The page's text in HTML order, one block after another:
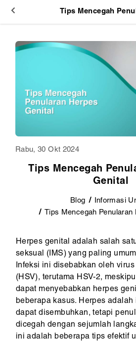
Rabu, 30 Okt 2024
Tips Mencegah
Genital
Blog
Informasi
Tips Mencegah Penularan
Herpes genital adalah salah
seksual (IMS) yang paling
Infeksi ini disebabkan oleh
(HSV), terutama HSV-2,
dapat menyebabkan herpes
beberapa kasus. Herpes
dapat disembuhkan, tetapi
dicegah dengan sejumlah
ini adalah beberapa tips efektif